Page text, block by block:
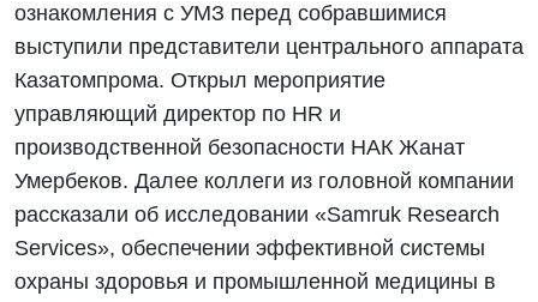
ознакомления с УМЗ перед собравшимися
выступили представители центрального аппарата
Казатомпрома. Открыл мероприятие
управляющий директор по HR и
производственной безопасности НАК Жанат
Умербеков. Далее коллеги из головной компании
рассказали об исследовании «Samruk Research
Services», обеспечении эффективной системы
охраны здоровья и промышленной медицины в